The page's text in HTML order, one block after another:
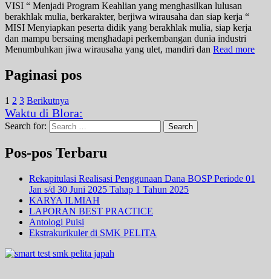
VISI “ Menjadi Program Keahlian yang menghasilkan lulusan
berakhlak mulia, berkarakter, berjiwa wirausaha dan siap kerja “
MISI Menyiapkan peserta didik yang berakhlak mulia, siap kerja
dan mampu bersaing menghadapi perkembangan dunia industri
Menumbuhkan jiwa wirausaha yang ulet, mandiri dan Read more
Paginasi pos
1 2 3 Berikutnya
Waktu di Blora:
Search for: Search
Pos-pos Terbaru
Rekapitulasi Realisasi Penggunaan Dana BOSP Periode 01
Jan s/d 30 Juni 2025 Tahap 1 Tahun 2025
KARYA ILMIAH
LAPORAN BEST PRACTICE
Antologi Puisi
Ekstrakurikuler di SMK PELITA